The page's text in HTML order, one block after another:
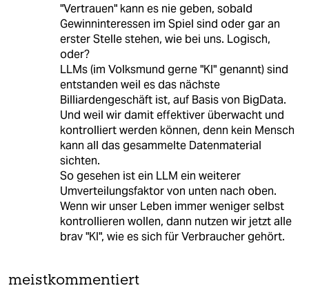
"Vertrauen" kann es nie geben, sobald
Gewinninteressen im Spiel sind oder gar an
erster Stelle stehen, wie bei uns. Logisch,
oder?
LLMs (im Volksmund gerne "KI" genannt) sind
entstanden weil es das nächste
Billiardengeschäft ist, auf Basis von BigData.
Und weil wir damit effektiver überwacht und
kontrolliert werden können, denn kein Mensch
kann all das gesammelte Datenmaterial
sichten.
So gesehen ist ein LLM ein weiterer
Umverteilungsfaktor von unten nach oben.
Wenn wir unser Leben immer weniger selbst
kontrollieren wollen, dann nutzen wir jetzt alle
brav "KI", wie es sich für Verbraucher gehört.
meistkommentiert